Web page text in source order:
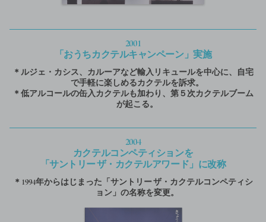
2001
「おうちカクテルキャンペーン」実施
＊ルジェ・カシス、カルーアなど輸入リキュールを中心に、自宅
で手軽に楽しめるカクテルを訴求。
＊低アルコールの缶入カクテルも加わり、第５次カクテルブーム
が起こる。
2004
カクテルコンペティションを
「サントリー ザ・カクテルアワード」に改称
＊1994年からはじまった「サントリー ザ・カクテルコンペティシ
ョン」の名称を変更。